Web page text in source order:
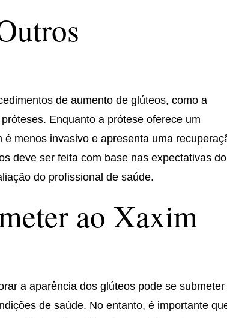
de aumento de glúteos, como a
Enquanto a prótese oferece um
menos invasivo e apresenta uma
deve ser feita com base nas expectativas do
do profissional de saúde.
ao Xaxim
a aparência dos glúteos pode se
de saúde. No entanto, é importante